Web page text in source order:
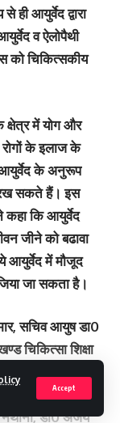
Accept
ही आयुर्वेद द्वारा
व ऐलोपैथी
को चिकित्सकीय
क्षेत्र में योग और
रोगों के इलाज के
के अनुरूप
रख सकते हैं। इस
कहा कि आयुर्वेद
जीने को बढावा
आयुर्वेद में मौजूद
जा सकता है।
सचिव आयुष डा0
चिकित्सा शिक्षा
महानिदेशक डा0
डा0 अजय